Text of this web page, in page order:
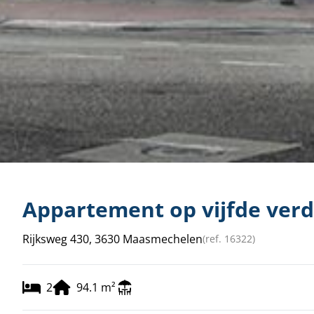
Appartement op vijfde
Rijksweg 430, 3630 Maasmechelen(ref. 16322)
2 94.1 m²